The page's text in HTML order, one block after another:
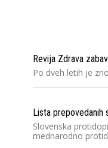
Revija Zdrava
Po dveh letih je
Lista prepovedanih
Slovenska
mednarodno